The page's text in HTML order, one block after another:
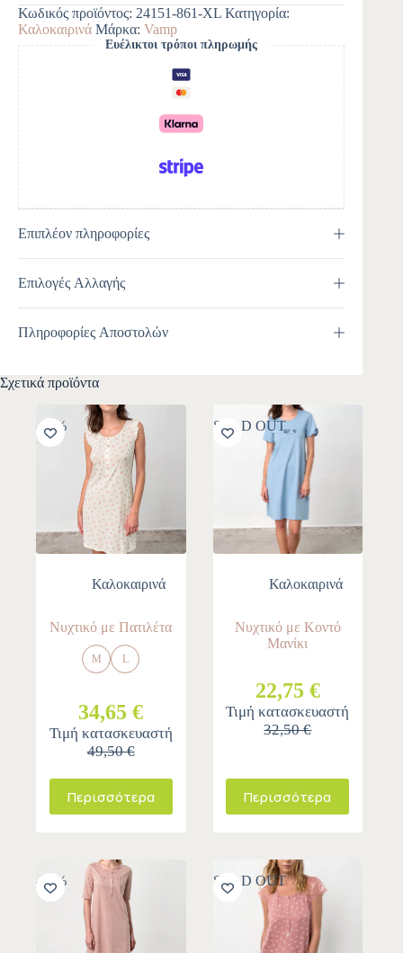
r
n
a
t
i
v
e
:
Κωδικός προϊόντος: 24151-861-XL Κατηγορία:
Καλοκαιρινά Μάρκα: Vamp
Ευέλικτοι τρόποι πληρωμής
Επιπλέον πληροφορίες
Επιλογές Αλλαγής
Πληροφορίες Αποστολών
Σχετικά προϊόντα
-30%
Καλοκαιρινά
Νυχτικό με Πατιλέτα
M L
34,65 €
Τιμή κατασκευαστή
49,50 €
Περισσότερα
SOLD OUT
Καλοκαιρινά
Νυχτικό με Κοντό
Μανίκι
22,75 €
Τιμή κατασκευαστή
32,50 €
Περισσότερα
-30% SOLD OUT